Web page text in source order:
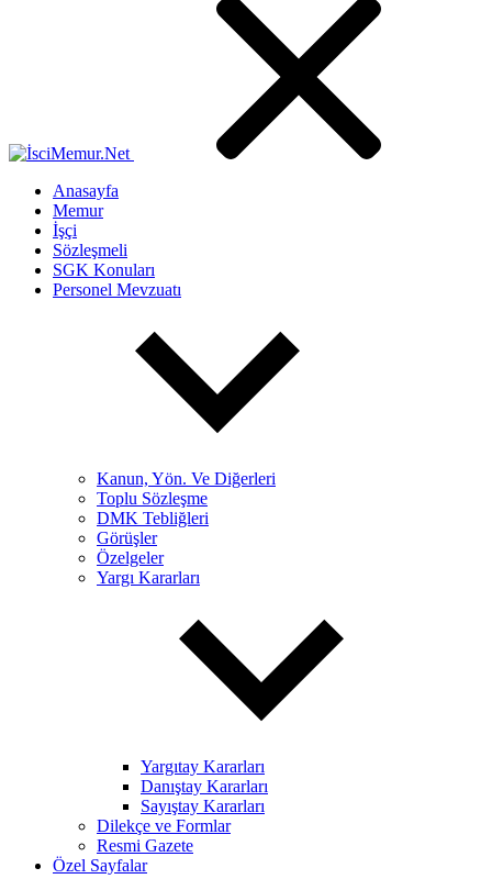
Anasayfa
Memur
İşçi
Sözleşmeli
SGK Konuları
Personel Mevzuatı
Kanun, Yön. Ve Diğerleri
Toplu Sözleşme
DMK Tebliğleri
Görüşler
Özelgeler
Yargı Kararları
Yargıtay Kararları
Danıştay Kararları
Sayıştay Kararları
Dilekçe ve Formlar
Resmi Gazete
Özel Sayfalar